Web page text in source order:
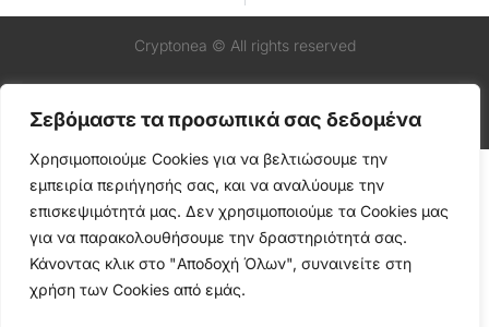
Σεβόμαστε τα προσωπικά σας δεδομένα
Χρησιμοποιούμε Cookies για να βελτιώσουμε την
εμπειρία περιήγησής σας, και να αναλύουμε την
επισκεψιμότητά μας. Δεν χρησιμοποιούμε τα Cookies μας
για να παρακολουθήσουμε την δραστηριότητά σας.
Κάνοντας κλικ στο "Αποδοχή Όλων", συναινείτε στη
χρήση των Cookies από εμάς.
Cryptonea © All rights reserved